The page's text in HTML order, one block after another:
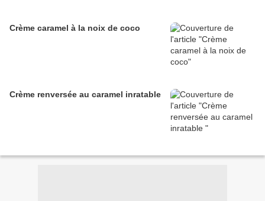
Crème caramel à la noix de coco
Crème renversée au caramel inratable